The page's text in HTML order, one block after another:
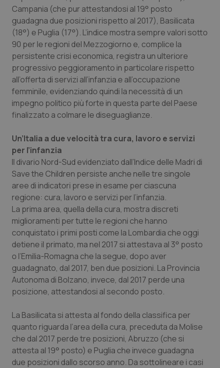
Campania (che pur attestandosi al 19° posto
guadagna due posizioni rispetto al 2017), Basilicata
(18°) e Puglia (17°). L’indice mostra sempre valori sotto
90 per le regioni del Mezzogiorno e, complice la
persistente crisi economica, registra un ulteriore
progressivo peggioramento in particolare rispetto
all’offerta di servizi all’infanzia e all’occupazione
femminile, evidenziando quindi la necessità di un
impegno politico più forte in questa parte del Paese
finalizzato a colmare le diseguaglianze.
Un’Italia a due velocità tra cura, lavoro e servizi
per l’infanzia
Il divario Nord-Sud evidenziato dall’Indice delle Madri di
Save the Children persiste anche nelle tre singole
aree di indicatori prese in esame per ciascuna
regione: cura, lavoro e servizi per l’infanzia.
La prima area, quella della cura, mostra discreti
miglioramenti per tutte le regioni che hanno
conquistato i primi posti come la Lombardia che oggi
detiene il primato, ma nel 2017 si attestava al 3° posto
o l’Emilia-Romagna che la segue, dopo aver
guadagnato, dal 2017, ben due posizioni. La Provincia
Autonoma di Bolzano, invece, dal 2017 perde una
posizione, attestandosi al secondo posto.
La Basilicata si attesta al fondo della classifica per
quanto riguarda l’area della cura, preceduta da Molise
che dal 2017 perde tre posizioni, Abruzzo (che si
attesta al 19° posto) e Puglia che invece guadagna
due posizioni dallo scorso anno. Da sottolineare i casi